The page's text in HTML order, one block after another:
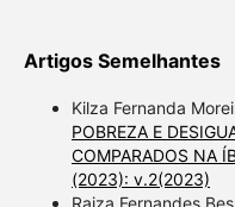
Artigos Semelhantes
Kilza Fernanda
POBREZA E
COMPARADOS NA
(2023): v.2(2023)
Raiza Fernandes